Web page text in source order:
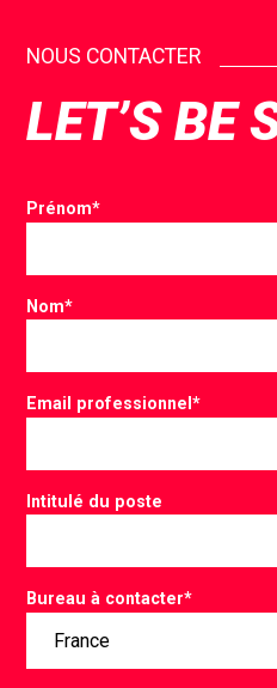
NOUS CONTACTER
LET’S BE
Prénom*
Nom*
Email professionnel*
Intitulé du poste
Bureau à contacter*